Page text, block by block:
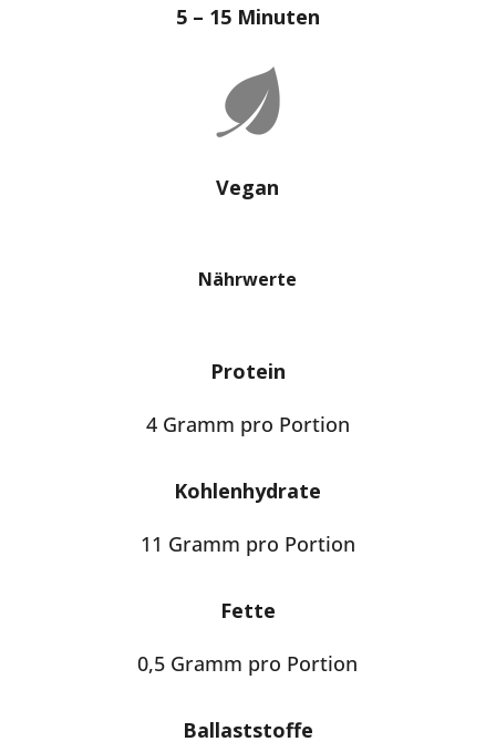
5 – 15 Minuten
Vegan
Nährwerte
Protein
4 Gramm pro Portion
Kohlenhydrate
11 Gramm pro Portion
Fette
0,5 Gramm pro Portion
Ballaststoffe